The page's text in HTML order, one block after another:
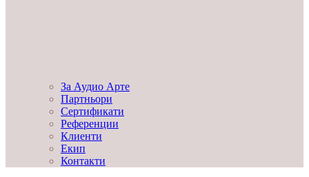
За Аудио Арте
Партньори
Сертификати
Референции
Клиенти
Екип
Контакти